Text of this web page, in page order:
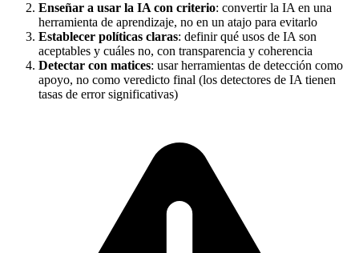
Enseñar a usar la IA con criterio: convertir la IA en una
herramienta de aprendizaje, no en un atajo para evitarlo
Establecer políticas claras: definir qué usos de IA son
aceptables y cuáles no, con transparencia y coherencia
Detectar con matices: usar herramientas de detección como
apoyo, no como veredicto final (los detectores de IA tienen
tasas de error significativas)